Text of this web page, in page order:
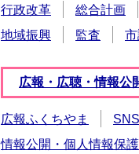
行政改革 総合計画
地域振興
監査
広報・広聴・情報公
広報ふくちやま
SNS
情報公開・個人情報保護